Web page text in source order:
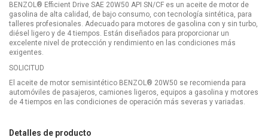
BENZOL® Efficient Drive SAE 20W50 API SN/CF es un aceite de motor de
gasolina de alta calidad, de bajo consumo, con tecnología sintética, para
talleres profesionales. Adecuado para motores de gasolina con y sin turbo,
diésel ligero y de 4 tiempos. Están diseñados para proporcionar un
excelente nivel de protección y rendimiento en las condiciones más
exigentes.
SOLICITUD
El aceite de motor semisintético BENZOL® 20W50 se recomienda para
automóviles de pasajeros, camiones ligeros, equipos a gasolina y motores
de 4 tiempos en las condiciones de operación más severas y variadas.
Detalles de producto